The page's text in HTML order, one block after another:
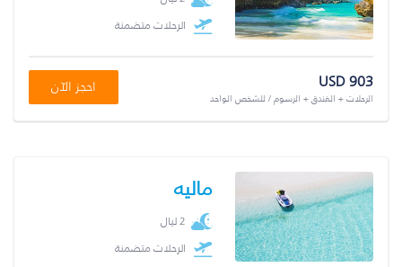
الرحلات متضمنة
USD 903
الرحلات + الفندق + الرسوم / للشخص الواحد
احجز الآن
ماليه
2 ليال
الرحلات متضمنة